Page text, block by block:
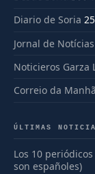
Diario de Soria
Jornal de Notícias
Noticieros Garza
Correio da Manhã
ÚLTIMAS
Los 10
son españoles)